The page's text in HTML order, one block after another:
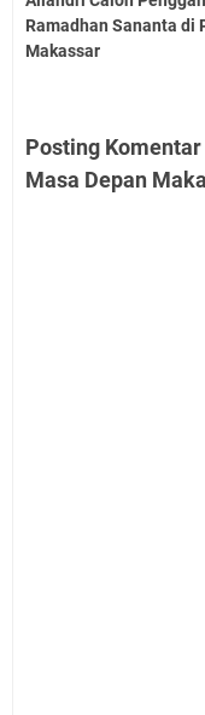
Ramadhan Sananta di
Makassar
Posting
Masa Depan